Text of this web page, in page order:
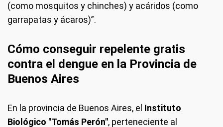
(como mosquitos y chinches) y acáridos (como
garrapatas y ácaros)”.
Cómo conseguir repelente gratis
contra el dengue en la Provincia de
Buenos Aires
En la provincia de Buenos Aires, el Instituto
Biológico "Tomás Perón", perteneciente al